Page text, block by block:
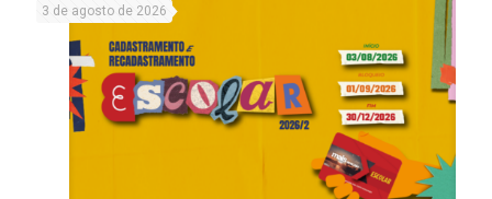
3 de agosto de 2026